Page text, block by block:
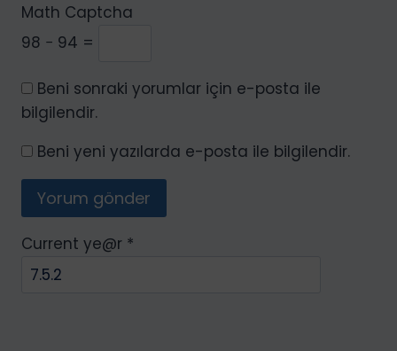
Math Captcha
98 − 94 =
Beni sonraki yorumlar için e-posta ile
bilgilendir.
Beni yeni yazılarda e-posta ile bilgilendir.
Current ye@r *